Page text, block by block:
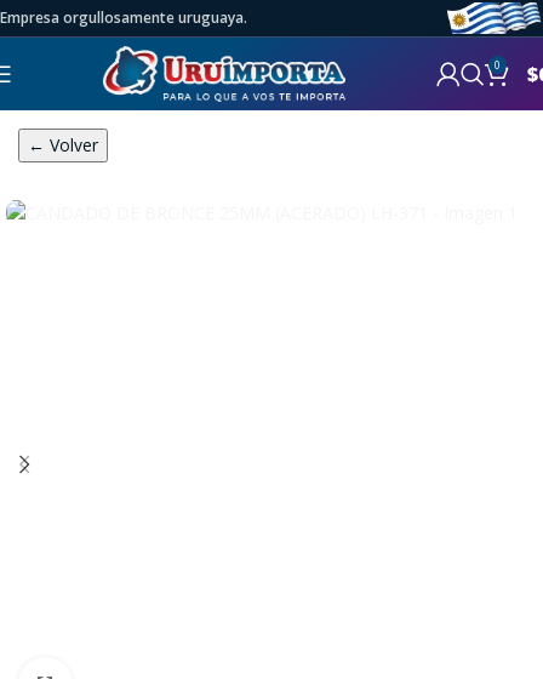
Empresa orgullosamente uruguaya.
0 $
← Volver